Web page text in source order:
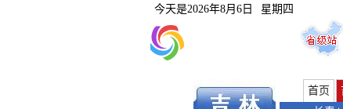
今天是2026年8月6日 星期四
首页